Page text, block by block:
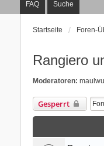
FAQ Suche
Startseite Foren-
Rangiero
Moderatoren:
Gesperrt